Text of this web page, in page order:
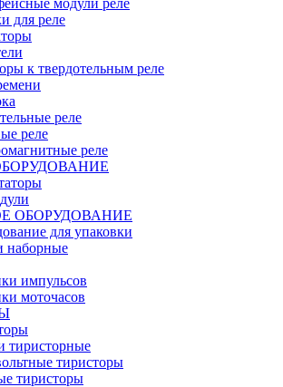
для реле
к твердотельным реле
реле
реле
реле
ОБОРУДОВАНИЕ
для упаковки
наборные
импульсов
моточасов
тиристорные
тиристоры
тиристоры